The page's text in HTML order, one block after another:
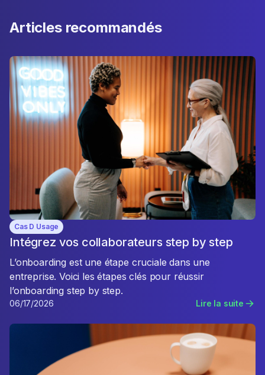
Articles recommandés
Cas D Usage
Intégrez vos collaborateurs step by step
L’onboarding est une étape cruciale dans une
entreprise. Voici les étapes clés pour réussir
l’onboarding step by step.
06/17/2026 Lire la suite